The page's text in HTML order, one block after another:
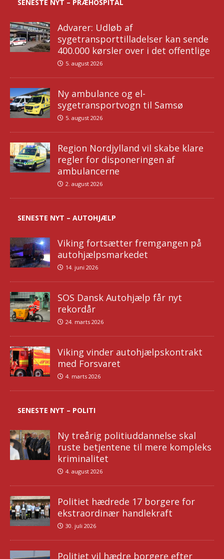
SENESTE NYT – PRÆHOSPITAL
Advarer: Udløb af
sygetransporttilladelser kan sende
400.000 kørsler over i det offentlige
5. august 2026
Ny ambulance og el-
sygetransportvogn til Samsø
5. august 2026
Region Nordjylland vil skabe klare
regler for disponeringen af
ambulancerne
2. august 2026
SENESTE NYT – AUTOHJÆLP
Viking fortsætter fremgangen på
autohjælpsmarkedet
14. juni 2026
SOS Dansk Autohjælp får nyt
rekordår
24. marts 2026
Viking vinder autohjælpskontrakt
med Forsvaret
4. marts 2026
SENESTE NYT – POLITI
Ny treårig politiuddannelse skal
ruste betjentene til mere kompleks
kriminalitet
4. august 2026
Politiet hædrede 17 borgere for
ekstraordinær handlekraft
30. juli 2026
Politiet vil hædre borgere efter